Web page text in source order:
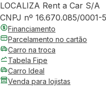
LOCALIZA Rent a Car S/A
CNPJ nº 16.670.085/0001-
Financiamento
Parcelamento no cartão
Carro na troca
Tabela Fipe
Carro Ideal
Venda para lojistas